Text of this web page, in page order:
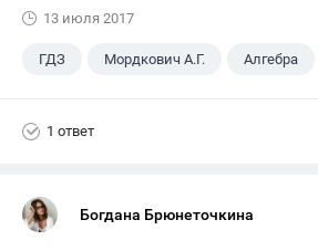
13 июля 2017
ГДЗ Мордкович А.Г. Алгебра
1 ответ
Богдана Брюнеточкина